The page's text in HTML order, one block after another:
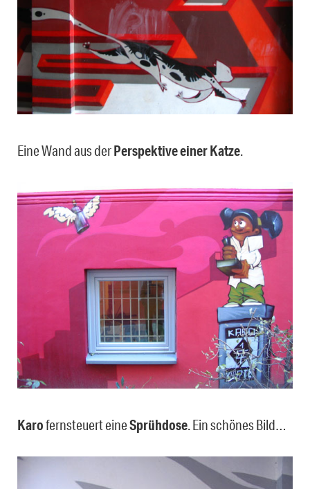
Eine Wand aus derPerspektive einer Katze
Karofernsteuert eineSprühdose. Ein schönes Bild…